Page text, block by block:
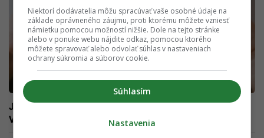
Jediný hormón spôsobí, že priberáš a nevieš to zmeniť.
Vedci odhalili kľúčový problém
Niektorí dodávatelia môžu spracúvať vaše osobné údaje na
základe oprávneného záujmu, proti ktorému môžete vzniesť
námietku pomocou možností nižšie. Dole na tejto stránke
alebo v ponuke webu nájdite odkaz, pomocou ktorého
môžete spravovať alebo odvolať súhlas v nastaveniach
ochrany súkromia a súborov cookie.
Súhlasím
Nastavenia